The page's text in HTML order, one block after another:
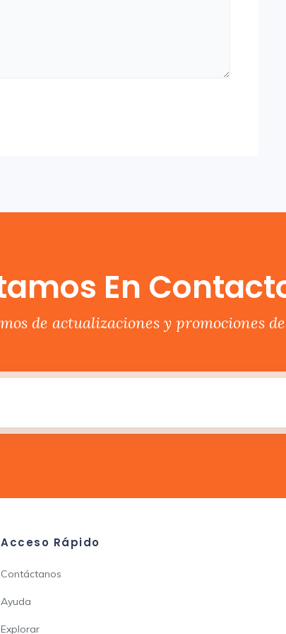
En
de actualizaciones y promociones
Acceso Rápido
Contáctanos
Ayuda
Explorar